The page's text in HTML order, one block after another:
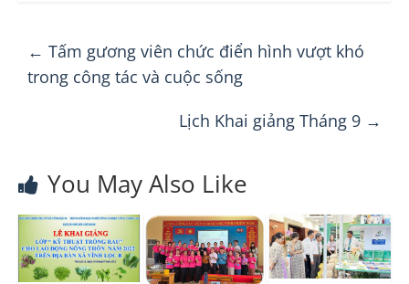
← Tấm gương viên chức điển hình vượt khó
trong công tác và cuộc sống
Lịch Khai giảng Tháng 9 →
You May Also Like